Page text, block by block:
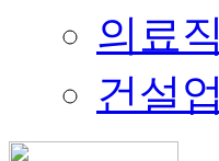
의료직
건설업